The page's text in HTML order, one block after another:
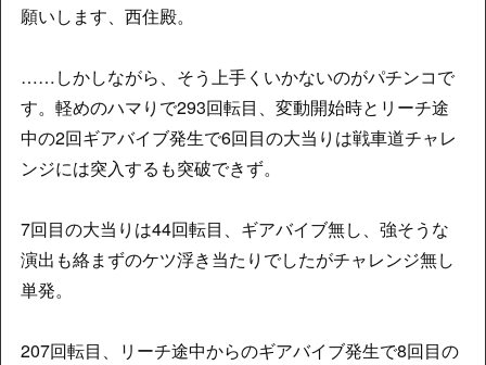
願いします、西住殿。
……しかしながら、そう上手くいかないのがパチンコで
す。軽めのハマりで293回転目、変動開始時とリーチ途
中の2回ギアバイブ発生で6回目の大当りは戦車道チャレ
ンジには突入するも突破できず。
7回目の大当りは44回転目、ギアバイブ無し、強そうな
演出も絡まずのケツ浮き当たりでしたがチャレンジ無し
単発。
207回転目、リーチ途中からのギアバイブ発生で8回目の